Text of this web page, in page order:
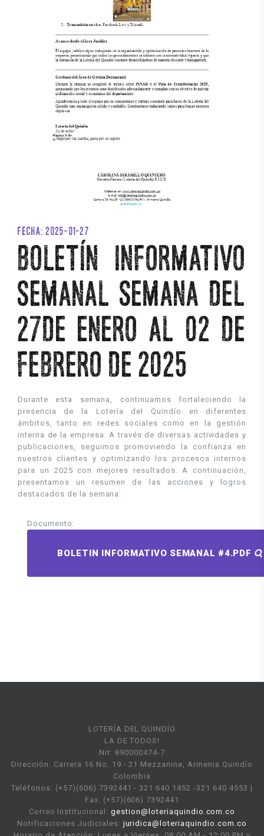
FECHA: 2025-01-27
BOLETÍN INFORMATIVO
SEMANAL SEMANA DEL
27DE ENERO AL 02 DE
FEBRERO DE 2025
Durante esta semana, continuamos fortaleciendo la
presencia de la Lotería del Quindío en diferentes
ámbitos, tanto en redes sociales como en la gestión
interna de la empresa. A través de diversas actividades y
publicaciones, seguimos promoviendo la confianza en
nuestros clientes y optimizando los procesos internos
para un 2025 con mejores resultados. A continuación,
presentamos un resumen de las acciones y logros
destacados de la semana:
Documento:
BOLETIN INFORMATIVO SEMANAL #4.PDF
LOTERÍA DEL QUINDÍO
LA DE TODOS!
Nit: 890000474-7
Dirección: Carrera 16 No. 19 - 21 Mezzanine, Armenia Quindío
Colombia
Teléfonos: (+57)(606) 7392441 - 321 640 1452 -321 640 4553 |
Fax: (+57)(606) 7392441
Correo Institucional:gestion@loteriaquindio.com.co
Notificaciones Judiciales: juridica@loteriaquindio.com.co